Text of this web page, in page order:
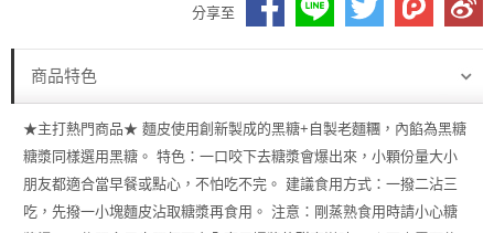
分享至
商品特色
★主打熱門商品★ 麵皮使用創新製成的黑糖+自製老麵糰，內餡為黑糖
糖漿同樣選用黑糖。 特色：一口咬下去糖漿會爆出來，小顆份量大小
朋友都適合當早餐或點心，不怕吃不完。 建議食用方式：一撥二沾三
吃，先撥一小塊麵皮沾取糖漿再食用。 注意：剛蒸熟食用時請小心糖